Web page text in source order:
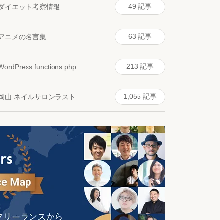
イエット考察情報 49 記事
ニメの名言集 63 記事
functions.php 213 記事
山 ネイルサロンラスト 1,055 記事